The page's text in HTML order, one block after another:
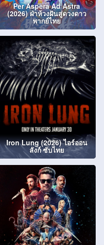
Per Aspera Ad Astra
(2026) ฝ่าห้วงฝันสู่ดวงดาว
พากย์ไทย
Iron Lung (2026) ไอร์ออน
ลังก์ ซับไทย